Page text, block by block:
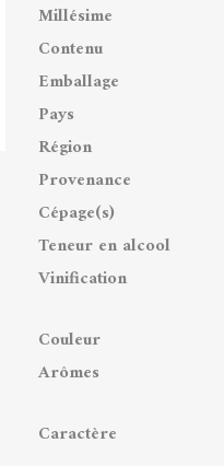
Millésime
Contenu
Emballage
Pays
Région
Provenance
Cépage(s)
Teneur en alcool
Vinification
Couleur
Arômes
Caractère